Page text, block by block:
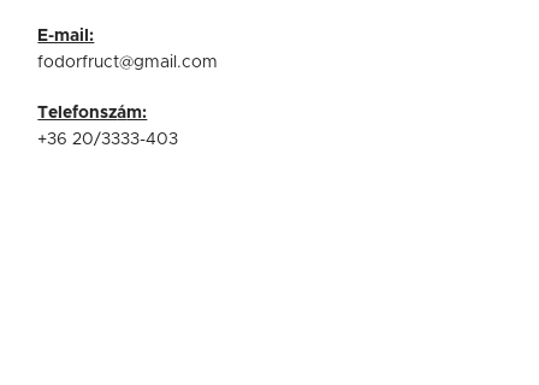
E-mail:
fodorfruct@gmail.com
Telefonszám:
+36 20/3333-403